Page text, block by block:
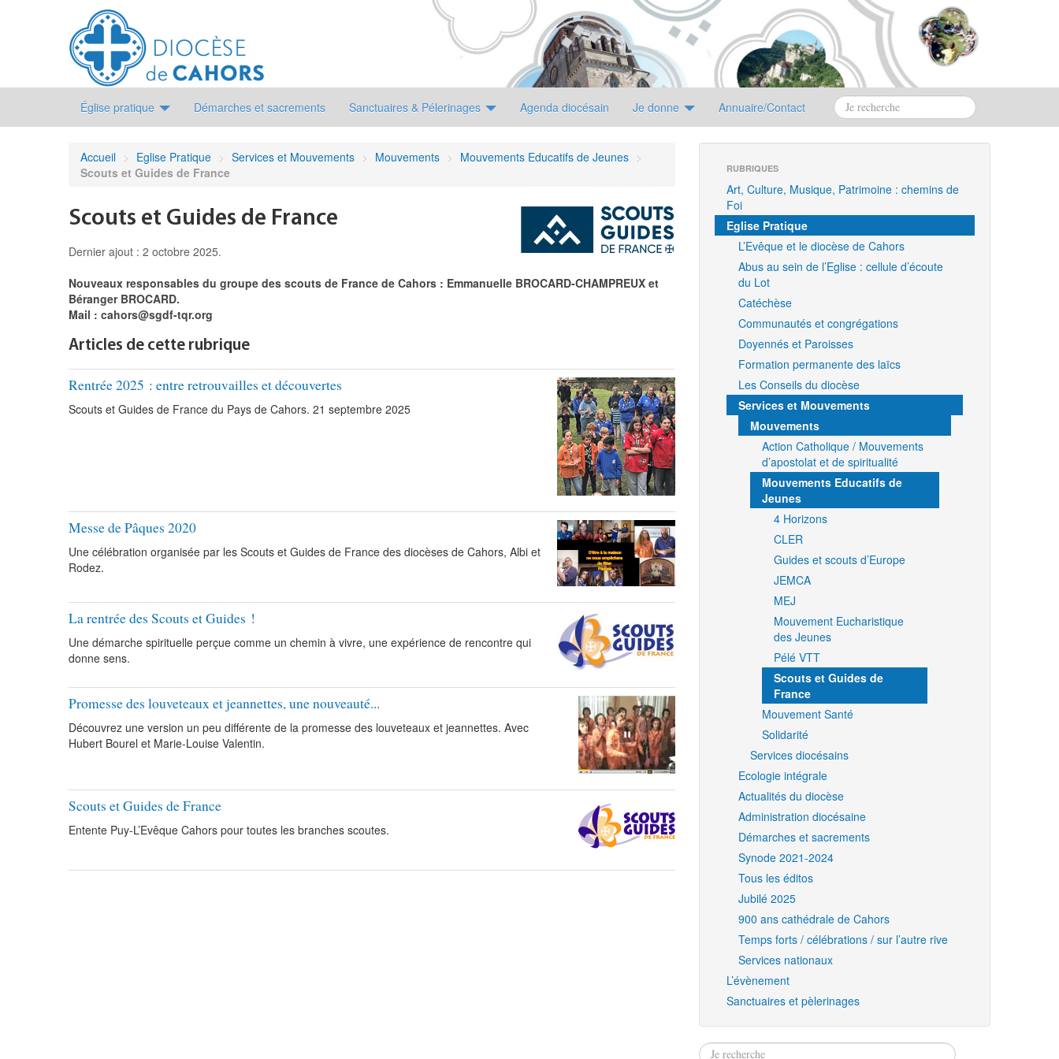
Église pratique Démarches et sacrements Sanctuaires & Pélerinages Agenda diocésain Je donne Annuaire/Contact
Accueil > Eglise Pratique > Services et Mouvements > Mouvements > Mouvements Educatifs de Jeunes >
Scouts et Guides de France
Scouts et Guides de France
Dernier ajout : 2 octobre 2025.
Nouveaux responsables du groupe des scouts de France de Cahors : Emmanuelle BROCARD-CHAMPREUX et
Béranger BROCARD.
Mail : cahors@sgdf-tqr.org
Articles de cette rubrique
Rentrée 2025 : entre retrouvailles et découvertes
Scouts et Guides de France du Pays de Cahors. 21 septembre 2025
Messe de Pâques 2020
Une célébration organisée par les Scouts et Guides de France des diocèses de Cahors, Albi et
Rodez.
La rentrée des Scouts et Guides !
Une démarche spirituelle perçue comme un chemin à vivre, une expérience de rencontre qui
donne sens.
Promesse des louveteaux et jeannettes, une nouveauté...
Découvrez une version un peu différente de la promesse des louveteaux et jeannettes. Avec
Hubert Bourel et Marie-Louise Valentin.
Scouts et Guides de France
Entente Puy-L’Evêque Cahors pour toutes les branches scoutes.
RUBRIQUES
Art, Culture, Musique, Patrimoine : chemins de
Foi
Eglise Pratique
L’Evêque et le diocèse de Cahors
Abus au sein de l’Eglise : cellule d’écoute
du Lot
Catéchèse
Communautés et congrégations
Doyennés et Paroisses
Formation permanente des laïcs
Les Conseils du diocèse
Services et Mouvements
Mouvements
Action Catholique / Mouvements
d’apostolat et de spiritualité
Mouvements Educatifs de
Jeunes
4 Horizons
CLER
Guides et scouts d’Europe
JEMCA
MEJ
Mouvement Eucharistique
des Jeunes
Pélé VTT
Scouts et Guides de
France
Mouvement Santé
Solidarité
Services diocésains
Ecologie intégrale
Actualités du diocèse
Administration diocésaine
Démarches et sacrements
Synode 2021-2024
Tous les éditos
Jubilé 2025
900 ans cathédrale de Cahors
Temps forts / célébrations / sur l’autre rive
Services nationaux
L’évènement
Sanctuaires et pèlerinages